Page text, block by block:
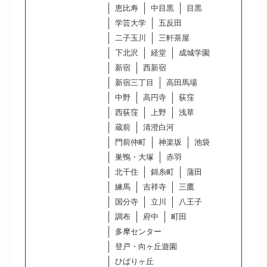
恵比寿
中目黒
目黒
学芸大学
五反田
二子玉川
三軒茶屋
下北沢
経堂
成城学園
新宿
西新宿
新宿三丁目
高田馬場
中野
高円寺
荻窪
西荻窪
上野
浅草
蔵前
清澄白河
門前仲町
神楽坂
池袋
巣鴨・大塚
赤羽
北千住
錦糸町
蒲田
練馬
吉祥寺
三鷹
国分寺
立川
八王子
調布
府中
町田
多摩センター
登戸・向ヶ丘遊園
ひばりヶ丘